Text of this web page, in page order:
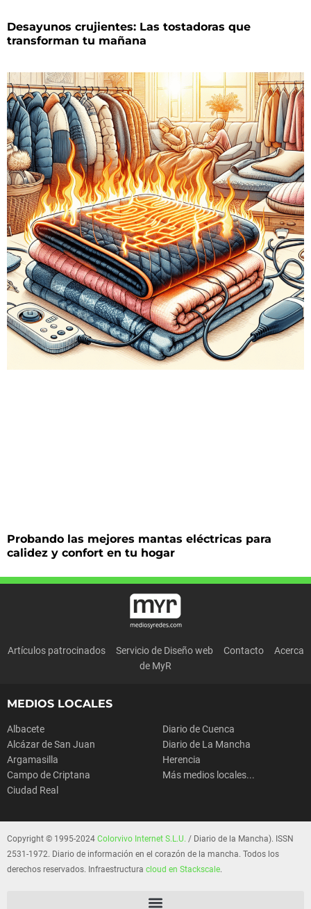
Desayunos crujientes: Las tostadoras que
transforman tu mañana
Probando las mejores mantas eléctricas para
calidez y confort en tu hogar
Artículos patrocinados Servicio de Diseño web Contacto
Acerca
de MyR
MEDIOS LOCALES
Albacete
Alcázar de San Juan
Argamasilla
Campo de Criptana
Ciudad Real
Diario de Cuenca
Diario de La Mancha
Herencia
Más medios locales...
Copyright © 1995-2024 Colorvivo Internet S.L.U. / Diario de la Mancha). ISSN
2531-1972. Diario de información en el corazón de la mancha. Todos los
derechos reservados. Infraestructura cloud en Stackscale.